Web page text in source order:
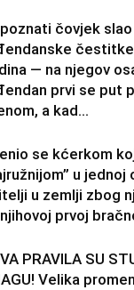
čovjek
— na njegov
prvi se put
a kad...
se kćerkom
u jednoj
u zemlji zbog
prvoj
PRAVlLA SU
Velika